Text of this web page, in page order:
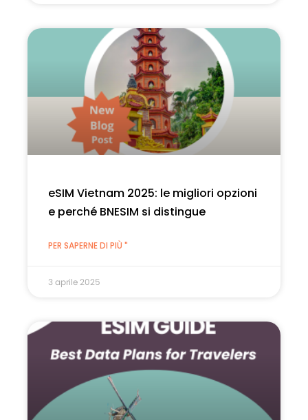
eSIM Vietnam 2025: le migliori opzioni
e perché BNESIM si distingue
PER SAPERNE DI PIÙ "
3 aprile 2025